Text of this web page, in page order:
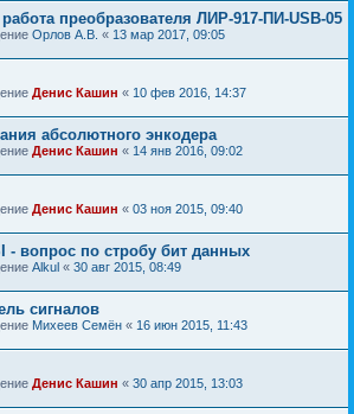
преобразователя ЛИР-917-ПИ-USB-05
Орлов А.В. « 13 мар 2017, 09:05
Денис Кашин « 10 фев 2016, 14:37
абсолютного энкодера
Денис Кашин « 14 янв 2016, 09:02
Денис Кашин « 03 ноя 2015, 09:40
- вопрос по стробу бит данных
Alkul « 30 авг 2015, 08:49
сигналов
Михеев Семён « 16 июн 2015, 11:43
Денис Кашин « 30 апр 2015, 13:03